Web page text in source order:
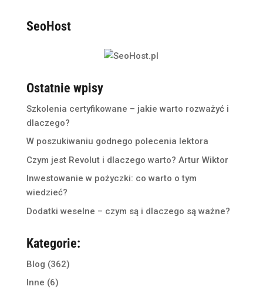
SeoHost
Ostatnie wpisy
Szkolenia certyfikowane – jakie warto rozważyć i
dlaczego?
W poszukiwaniu godnego polecenia lektora
Czym jest Revolut i dlaczego warto? Artur Wiktor
Inwestowanie w pożyczki: co warto o tym
wiedzieć?
Dodatki weselne – czym są i dlaczego są ważne?
Kategorie:
Blog (362)
Inne (6)